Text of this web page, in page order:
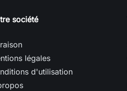
société
légales
d'utilisation